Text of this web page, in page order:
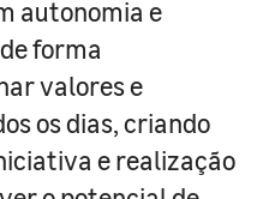
autonomia e
forma
valores e
os dias, criando
e realização